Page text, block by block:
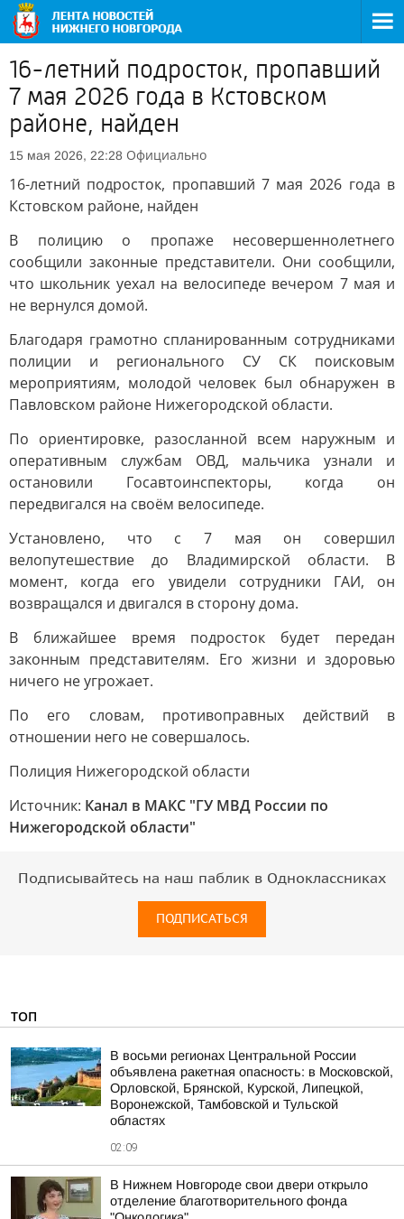
16-летний подросток, пропавший
7 мая 2026 года в Кстовском
районе, найден
15 мая 2026, 22:28 Официально
16-летний подросток, пропавший 7 мая 2026 года в
Кстовском районе, найден
В полицию о пропаже несовершеннолетнего
сообщили законные представители. Они сообщили,
что школьник уехал на велосипеде вечером 7 мая и
не вернулся домой.
Благодаря грамотно спланированным сотрудниками
полиции и регионального СУ СК поисковым
мероприятиям, молодой человек был обнаружен в
Павловском районе Нижегородской области.
По ориентировке, разосланной всем наружным и
оперативным службам ОВД, мальчика узнали и
остановили Госавтоинспекторы, когда он
передвигался на своём велосипеде.
Установлено, что с 7 мая он совершил
велопутешествие до Владимирской области. В
момент, когда его увидели сотрудники ГАИ, он
возвращался и двигался в сторону дома.
В ближайшее время подросток будет передан
законным представителям. Его жизни и здоровью
ничего не угрожает.
По его словам, противоправных действий в
отношении него не совершалось.
Полиция Нижегородской области
Источник: Канал в МАКС "ГУ МВД России по
Нижегородской области"
Подписывайтесь на наш паблик в Одноклассниках
ПОДПИСАТЬСЯ
ТОП
В восьми регионах Центральной России
объявлена ракетная опасность: в Московской,
Орловской, Брянской, Курской, Липецкой,
Воронежской, Тамбовской и Тульской
областях
02:09
В Нижнем Новгороде свои двери открыло
отделение благотворительного фонда